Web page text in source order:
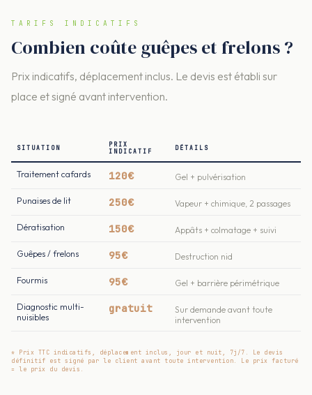
TARIFS INDICATIFS
Combien coûte guêpes et frelons ?
Prix indicatifs, déplacement inclus. Le devis est établi sur
place et signé avant intervention.
SITUATION
PRIX
INDICATIF
DÉTAILS
Traitement cafards 120€ Gel + pulvérisation
Punaises de lit 250€ Vapeur + chimique, 2 passages
Dératisation 150€ Appâts + colmatage + suivi
Guêpes / frelons 95€ Destruction nid
Fourmis 95€ Gel + barrière périmétrique
Diagnostic multi-
nuisibles
gratuit
Sur demande avant toute
intervention
* Prix TTC indicatifs, déplacement inclus, jour et nuit, 7j/7. Le devis
définitif est signé par le client avant toute intervention. Le prix facturé
= le prix du devis.